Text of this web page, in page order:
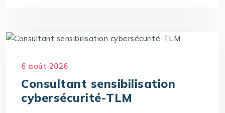
6 août 2026
Consultant sensibilisation
cybersécurité-TLM